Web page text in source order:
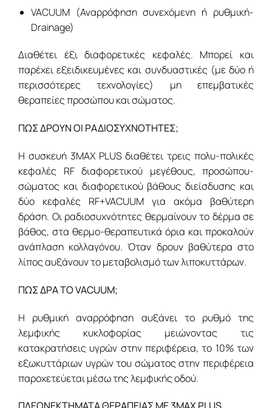
VACUUM (Αναρρόφηση συνεχόμενη ή ρυθμική-
Drainage)
Διαθέτει έξι διαφορετικές κεφαλές. Μπορεί και
παρέχει εξειδικευμένες και συνδυαστικές (με δύο ή
περισσότερες τεχνολογίες) μη επεμβατικές
θεραπείες προσώπου και σώματος.
ΠΩΣ ΔΡΟΥΝ ΟΙ ΡΑΔΙΟΣΥΧΝΟΤΗΤΕΣ;
Η συσκευή 3MAX PLUS διαθέτει τρεις πολυ-πολικές
κεφαλές RF διαφορετικού μεγέθους, προσώπου-
σώματος και διαφορετικού βάθους διείσδυσης και
δύο κεφαλές RF+VACUUM για ακόμα βαθύτερη
δράση. Οι ραδιοσυχνότητες θερμαίνουν το δέρμα σε
βάθος, στα θερμο-θεραπευτικά όρια και προκαλούν
ανάπλαση κολλαγόνου. Όταν δρουν βαθύτερα στο
λίπος αυξάνουν το μεταβολισμό των λιποκυττάρων.
ΠΩΣ ΔΡΑ ΤΟ VACUUM;
Η ρυθμική αναρρόφηση αυξάνει το ρυθμό της
λεμφικής κυκλοφορίας μειώνοντας τις
κατακρατήσεις υγρών στην περιφέρεια, το 10% των
εξωκυττάριων υγρών του σώματος στην περιφέρεια
παροχετεύεται μέσω της λεμφικής οδού.